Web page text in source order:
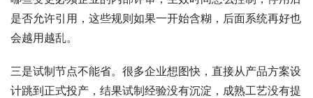
是否允许引用，这些规则如果一开始含糊，后面系统再好也
会越用越乱。
三是试制节点不能省。很多企业想图快，直接从产品方案设
计跳到正式投产，结果试制经验没有沉淀，成熟工艺没有提